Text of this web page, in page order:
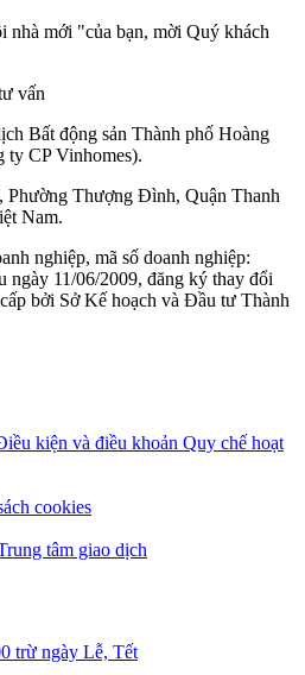
mới "của bạn, mời Quý khách
vấn
Bất động sản Thành phố Hoàng
ty CP Vinhomes).
Phường Thượng Đình, Quận Thanh
Nam.
nghiệp, mã số doanh nghiệp:
ngày 11/06/2009, đăng ký thay đổi
bởi Sở Kế hoạch và Đầu tư Thành
kiện và điều khoản Quy chế hoạt
cookies
tâm giao dịch
trừ ngày Lễ, Tết